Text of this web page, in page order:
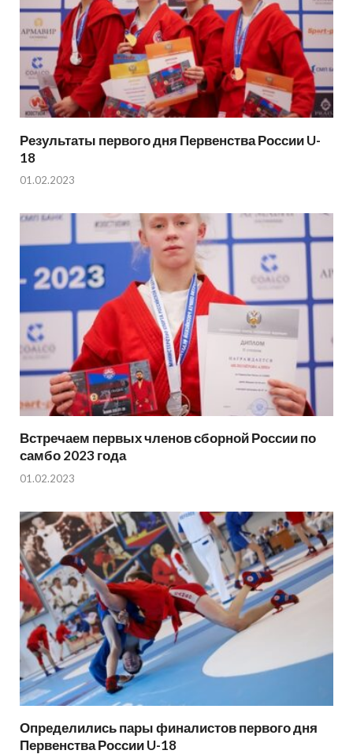
Результаты первого дня Первенства России U-
18
01.02.2023
Встречаем первых членов сборной России по
самбо 2023 года
01.02.2023
Определились пары финалистов первого дня
Первенства России U-18